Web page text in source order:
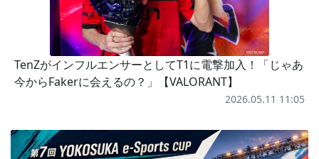
TenZがインフルエンサーとしてT1に電撃加入！「じゃあ
今からFakerに会えるの？」【VALORANT】
2026.05.11 11:05